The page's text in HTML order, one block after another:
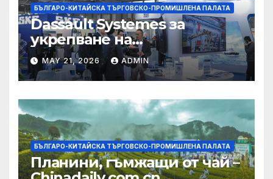
БЪЛГАРО-КИТАЙСКА ТЪРГОВСКО-ПРОМИШЛЕНА ПАЛАТА
Dassault Systemes за
укрепване на
изграждането на AI
екосистема в Китай
MAY 21, 2026 ADMIN
БЪЛГАРО-КИТАЙСКА ТЪРГОВСКО-ПРОМИШЛЕНА ПАЛАТА
Планини, гъмжащи от чай –